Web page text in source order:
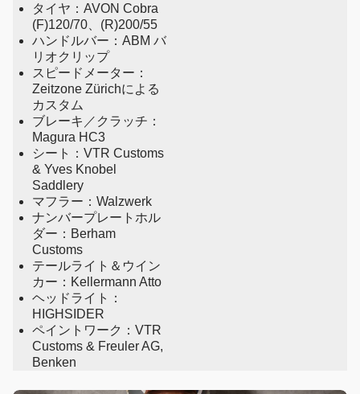
タイヤ：AVON Cobra
(F)120/70、(R)200/55
ハンドルバー：ABM バ
リオクリップ
スピードメーター：
Zeitzone Zürichによる
カスタム
ブレーキ／クラッチ：
Magura HC3
シート：VTR Customs
& Yves Knobel
Saddlery
マフラー：Walzwerk
ナンバープレートホル
ダー：Berham
Customs
テールライト＆ウイン
カー：Kellermann Atto
ヘッドライト：
HIGHSIDER
ペイントワーク：VTR
Customs & Freuler AG,
Benken